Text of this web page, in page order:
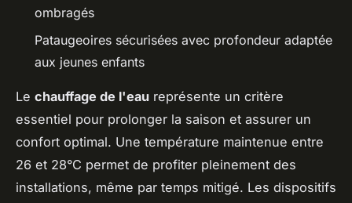
ombragés
Pataugeoires sécurisées avec profondeur adaptée
aux jeunes enfants
Le chauffage de l'eau représente un critère
essentiel pour prolonger la saison et assurer un
confort optimal. Une température maintenue entre
26 et 28°C permet de profiter pleinement des
installations, même par temps mitigé. Les dispositifs